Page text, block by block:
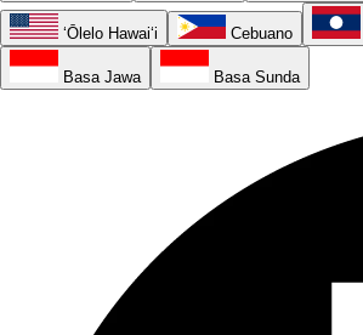
ʻŌlelo Hawaiʻi Cebuano
Basa Jawa Basa Sunda